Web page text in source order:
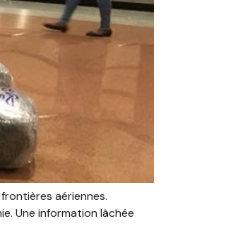
aériennes.
Une information lâchée